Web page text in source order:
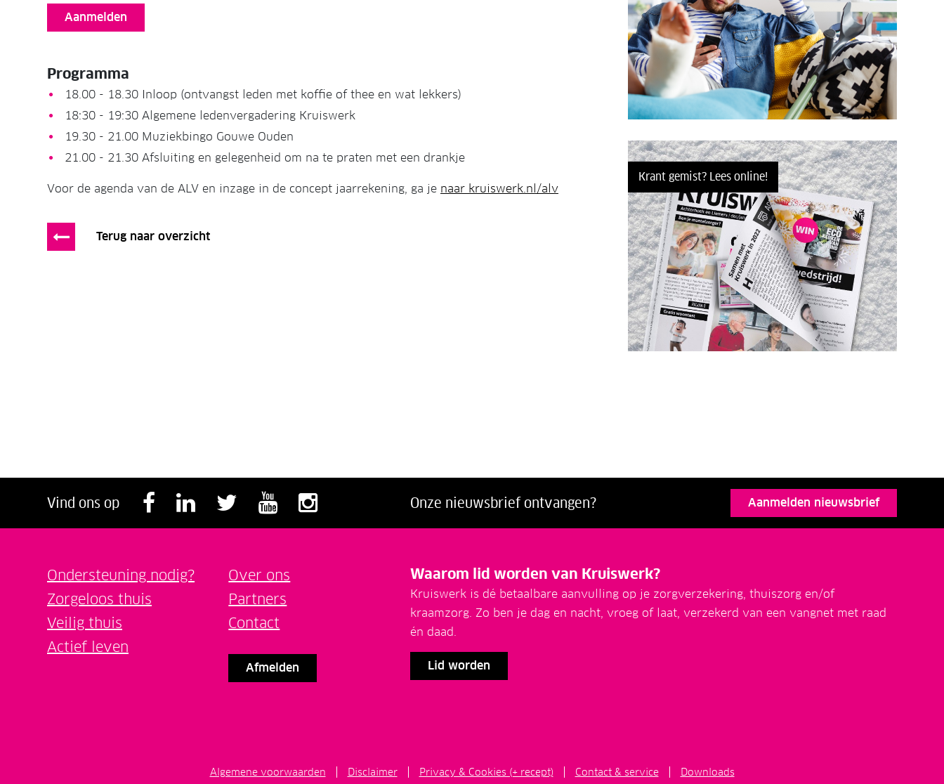
Aanmelden
Programma
18.00 - 18.30 Inloop (ontvangst leden met koffie of thee en wat lekkers)
18:30 - 19:30 Algemene ledenvergadering Kruiswerk
19.30 - 21.00 Muziekbingo Gouwe Ouden
21.00 - 21.30 Afsluiting en gelegenheid om na te praten met een drankje
Voor de agenda van de ALV en inzage in de concept jaarrekening, ga je naar kruiswerk.nl/alv
Terug naar overzicht
Krant gemist? Lees online!
Vind ons op Volg ons op Facebook
Volg ons op LinkedIn
Volg ons op Twitter
Volg ons op Youtube
Volg ons op Instagram
Onze nieuwsbrief ontvangen? Aanmelden nieuwsbrief
Ondersteuning nodig?
Zorgeloos thuis
Veilig thuis
Actief leven
Over ons
Partners
Contact
Afmelden
Waarom lid worden van Kruiswerk?
Kruiswerk is dé betaalbare aanvulling op je zorgverzekering, thuiszorg en/of
kraamzorg. Zo ben je dag en nacht, vroeg of laat, verzekerd van een vangnet met raad
én daad.
Lid worden
Algemene voorwaarden Disclaimer Privacy & Cookies (+ recept) Contact & service Downloads